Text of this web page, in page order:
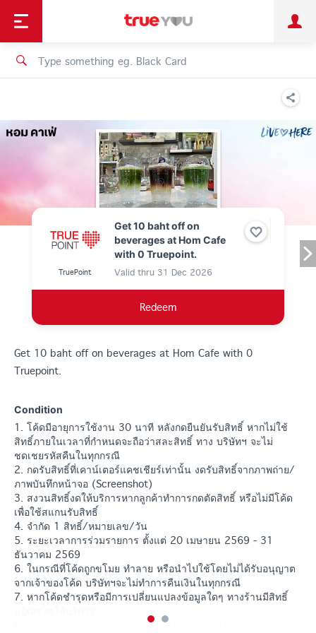
Personal Business
Shopping
เทรนด์เทคโนโลยี
Get 10 baht off on
beverages at Hom Cafe
with 0 Truepoint.
TruePoint Valid thru 31 Dec 2026
Redeem
Get 10 baht off on beverages at Hom Cafe with 0
Truepoint.
Condition
1. โค้ดมีอายุการใช้งาน 30 นาที หลังกดยืนยันรับสิทธิ์ หากไม่ใช้
สิทธิ์ภายในเวลาที่กำหนดจะถือว่าสละสิทธิ์ ทาง บริษัทฯ จะไม่
ชดเชยรหัสคืนในทุกกรณี
2. กดรับสิทธิ์ที่เคาน์เตอร์แคชเชียร์เท่านั้น งดรับสิทธิ์จากภาพถ่าย/
ภาพบันทึกหน้าจอ (Screenshot)
3. สงวนสิทธิ์งดให้บริการหากลูกค้าทำการกดตัดสิทธิ์ หรือไม่มีโค้ด
เพื่อใช้สแกนรับสิทธิ์
4. จำกัด 1 สิทธิ์/หมายเลข/วัน
5. ระยะเวลาการร่วมรายการ ตั้งแต่ 20 เมษายน 2569 - 31
ธันวาคม 2569
6. ในกรณีที่โค้ดถูกขโมย ทำลาย หรือนำไปใช้โดยไม่ได้รับอนุญาต
จากเจ้าของโค้ด บริษัทฯจะไม่ทำการคืนเงินในทุกกรณี
7. หากโค้ดชำรุดหรือมีการเปลี่ยนแปลงข้อมูลใดๆ ทางร้านมีสิทธิ์
8. โค้ดส่วนลดนี้ ไม่สามารถแลก เปลี่ยน หรือคืนเป็นเงินสดได้